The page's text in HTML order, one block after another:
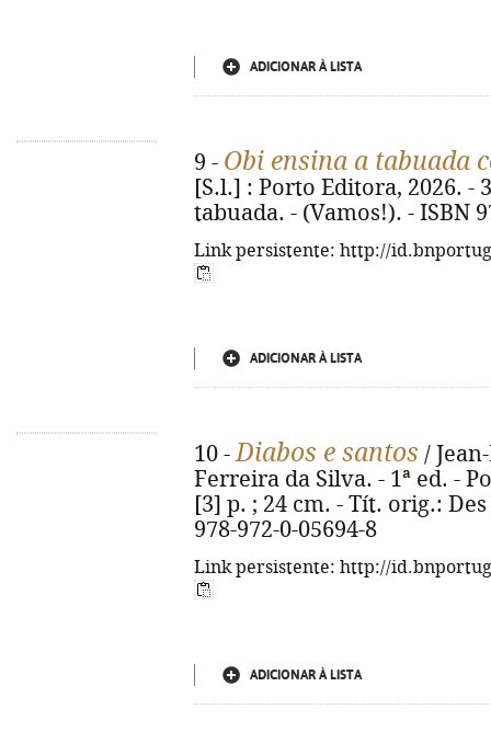
ADICIONAR À LISTA
9 - Obi ensina a tabuada
[S.l.] : Porto Editora, 2026. -
tabuada. - (Vamos!). - ISBN
Link persistente: http://
ADICIONAR À LISTA
10 -Diabos e santos /
Ferreira da Silva. - 1ª ed. -
[3] p. ; 24 cm. - Tít. orig.:
978-972-0-05694-8
Link persistente: http://
ADICIONAR À LISTA